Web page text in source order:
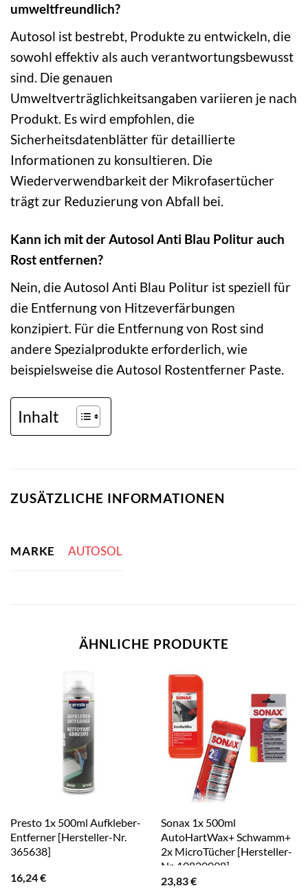
umweltfreundlich?
Autosol ist bestrebt, Produkte zu entwickeln, die
sowohl effektiv als auch verantwortungsbewusst
sind. Die genauen
Umweltverträglichkeitsangaben variieren je nach
Produkt. Es wird empfohlen, die
Sicherheitsdatenblätter für detaillierte
Informationen zu konsultieren. Die
Wiederverwendbarkeit der Mikrofasertücher
trägt zur Reduzierung von Abfall bei.
Kann ich mit der Autosol Anti Blau Politur auch
Rost entfernen?
Nein, die Autosol Anti Blau Politur ist speziell für
die Entfernung von Hitzeverfärbungen
konzipiert. Für die Entfernung von Rost sind
andere Spezialprodukte erforderlich, wie
beispielsweise die Autosol Rostentferner Paste.
Inhalt
ZUSÄTZLICHE INFORMATIONEN
MARKE AUTOSOL
ÄHNLICHE PRODUKTE
Presto 1x 500ml Aufkleber-
Entferner [Hersteller-Nr.
365638]
16,24€
Sonax 1x 500ml
AutoHartWax+ Schwamm+
2x MicroTücher [Hersteller-
Nr. 10820098]
23,83€